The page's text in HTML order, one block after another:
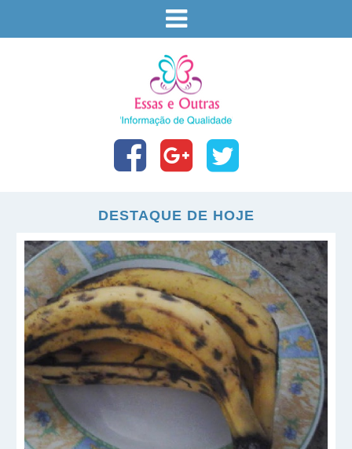
DESTAQUE DE HOJE